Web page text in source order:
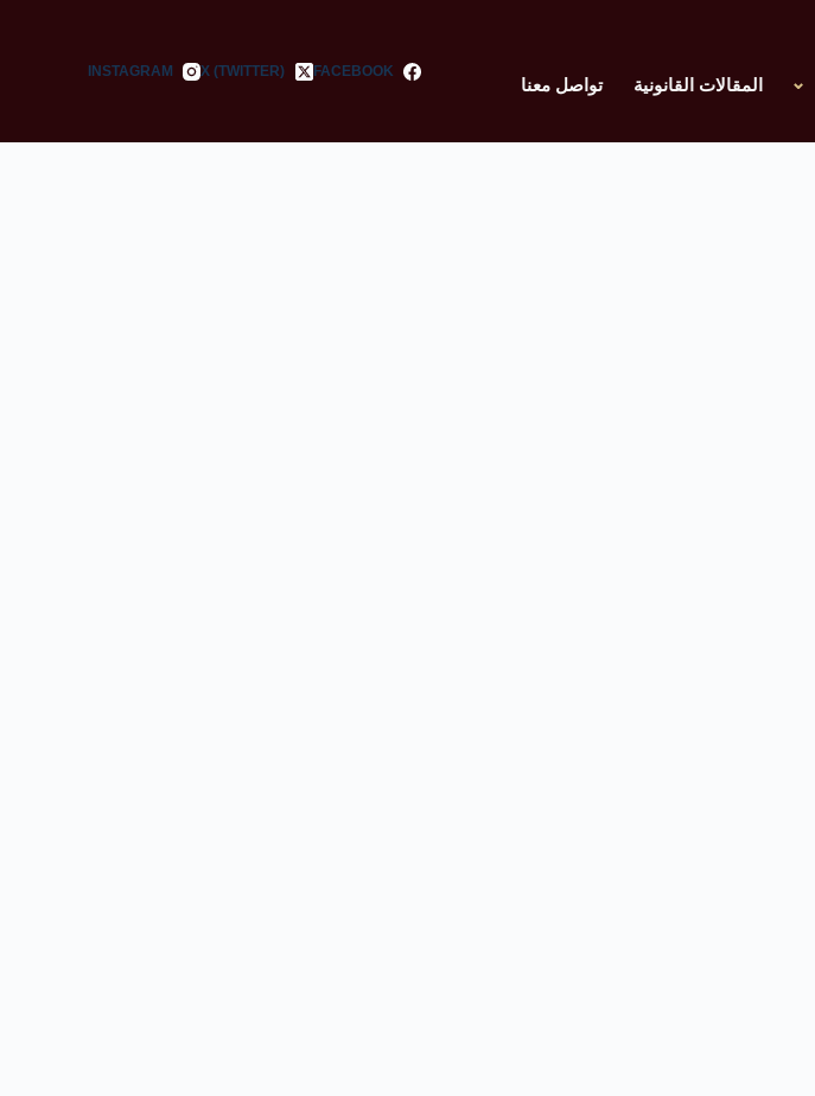
المقالات القانونية تواصل معنا
FACEBOOK
X (TWITTER)
INSTAGRAM